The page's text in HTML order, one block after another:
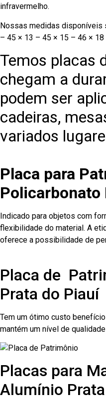
infravermelho.
Nossas medidas disponíveis
– 45 × 13 – 45 × 15 – 46 ×
Temos placas
chegam a
podem ser
cadeiras,
variados
Placa para
Policarbonato
Indicado para objetos com
flexibilidade do material. A
oferece a possibilidade de
Placa de
Prata do Piauí
Tem um ótimo custo
mantém um nível de
Placas para
Alumínio